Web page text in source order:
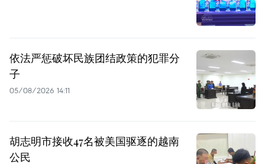
依法严惩破坏民族团结政策的犯罪分
子
05/08/2026 14:11
胡志明市接收47名被美国驱逐的越南
公民